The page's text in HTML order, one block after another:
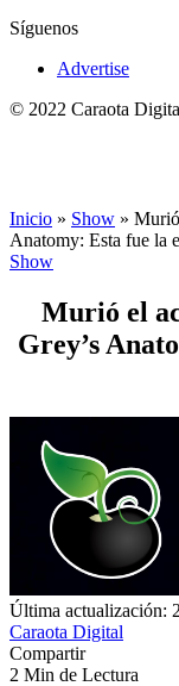
Síguenos
Advertise
© 2022 Caraota
Inicio » Show »
Anatomy: Esta fue la
Show
Murió el
Grey’s
Última actualización:
Caraota Digital
Compartir
2 Min de Lectura